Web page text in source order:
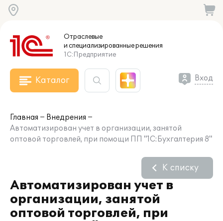
Отраслевые
и специализированныерешения
1С:Предприятие
Каталог Вход
Главная
Внедрения
Автоматизирован учет в организации, занятой
оптовой торговлей, при помощи ПП "1С:Бухгалтерия 8"
Автоматизирован учет в
организации, занятой
оптовой торговлей, при
К списку